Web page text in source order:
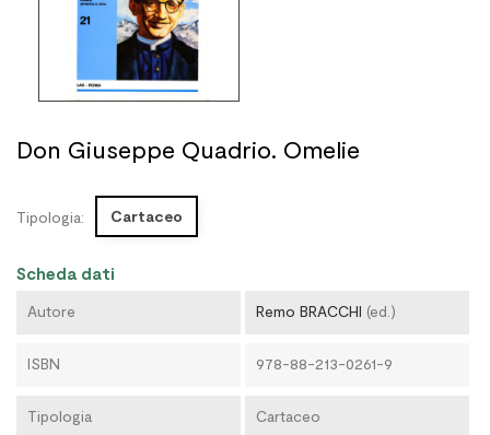
Don Giuseppe Quadrio. Omelie
Tipologia: Cartaceo
Scheda dati
Autore Remo BRACCHI (ed.)
ISBN 978-88-213-0261-9
Tipologia Cartaceo